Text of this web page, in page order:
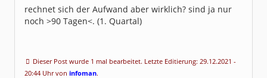
rechnet sich der Aufwand aber wirklich? sind ja nur
noch >90 Tagen<. (1. Quartal)
Dieser Post wurde 1 mal bearbeitet. Letzte Editierung: 29.12.2021 -
20:44 Uhr von infoman.